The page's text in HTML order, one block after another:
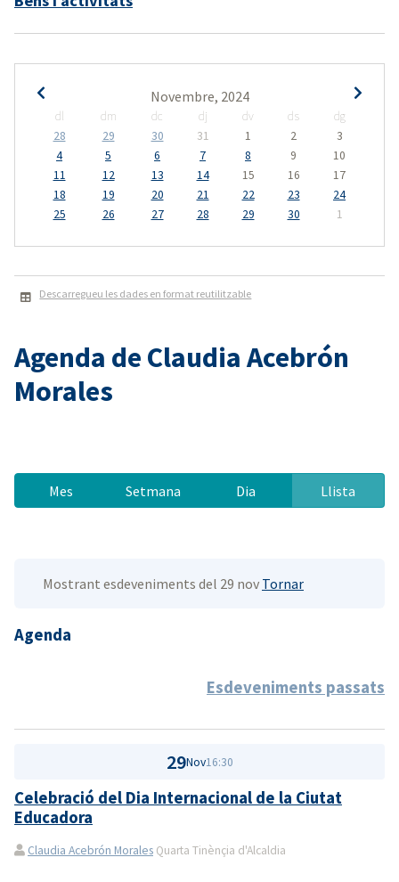
Novembre, 2024
dl dm dc dj dv ds
dg
28
29 30 31 1 2
3
4
5 6 7 8 9
10
11
12 13 14 15 16
17
18
19 20 21 22 23
24
25
26 27 28 29 30 1
Descarregueu les dades en format reutilitzable
Agenda de Claudia Acebrón
Morales
Mes Setmana Dia Llista
Mostrant esdeveniments del 29 nov Tornar
Agenda
Esdeveniments passats
29Nov16:30
Celebració del Dia Internacional de la Ciutat
Educadora
Claudia Acebrón Morales Quarta Tinènçia d'Alcaldia